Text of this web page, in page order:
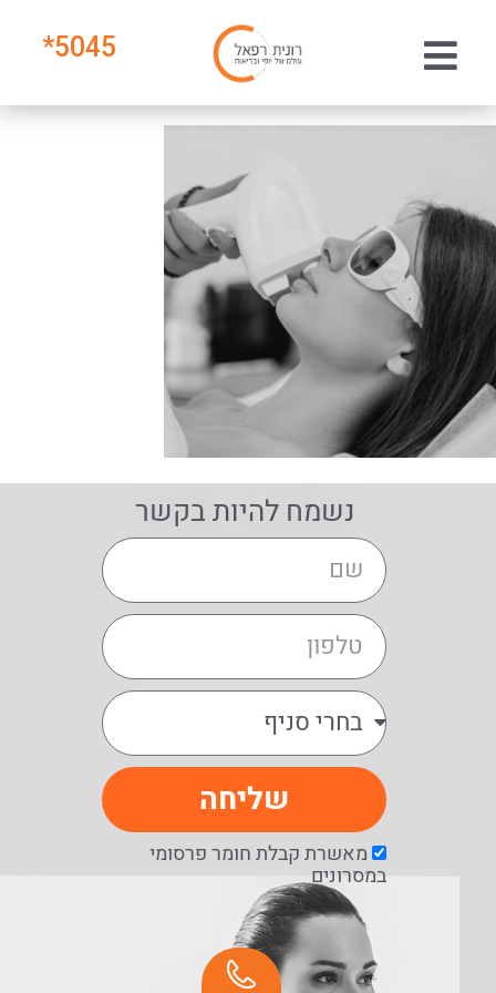
5045
*
נשמח להיות בקשר
מאשרת קבלת חומר פרסומי
במסרונים
שליחה